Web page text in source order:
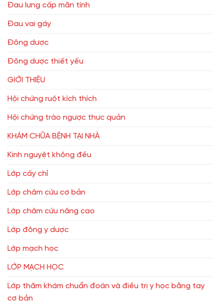
Đau lưng cấp mãn tính
Đau vai gáy
Đông dược
Đông dược thiết yếu
GIỚI THIỆU
Hội chứng ruột kích thích
Hội chứng trào ngược thực quản
KHÁM CHỮA BỆNH TẠI NHÀ
Kinh nguyệt không đều
Lớp cấy chỉ
Lớp châm cứu cơ bản
Lớp châm cứu nâng cao
Lớp đông y dược
Lớp mạch học
LỚP MẠCH HỌC
Lớp thăm khám chuẩn đoán và điều trị y học bằng tay
cơ bản